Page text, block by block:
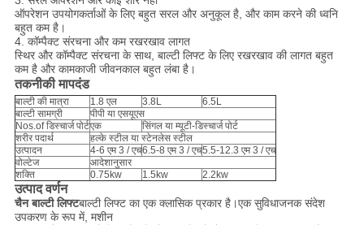
ऑपरेशन उपयोगकर्ताओं के लिए बहुत सरल और अनुकूल है, और काम करने की ध्वनि
बहुत कम है।
4. कॉम्पैक्ट संरचना और कम रखरखाव लागत
स्थिर और कॉम्पैक्ट संरचना के साथ, बाल्टी लिफ्ट के लिए रखरखाव की लागत बहुत
कम है और कामकाजी जीवनकाल बहुत लंबा है।
तकनीकी मापदंड
बाल्टी की मात्रा 1.8 एल 3.8L
6.5L
बाल्टी सामग्री
पीपी या एसयूएस
Nos.of डिस्चार्ज पोर्टएक
सिंगल या म्यूटी-डिस्चार्ज पोर्ट
शरीर पदार्थ
हल्के स्टील या स्टेनलेस स्टील
उत्पादन
4-6 एम 3 / एच6.5-8 एम 3 / एच5.5-12.3 एम 3 / एच
वोल्टेज
आदेशानुसार
शक्ति
0.75kw 1.5kw 2.2kw
उत्पाद वर्णन
चैन बाल्टी लिफ्टबाल्टी लिफ्ट का एक क्लासिक प्रकार है।एक सुविधाजनक संदेश
उपकरण के रूप में, मशीन